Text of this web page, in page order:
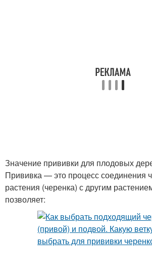
Значение прививки для плодовых
Прививка — это процесс соединения
растения (черенка) с другим
позволяет: